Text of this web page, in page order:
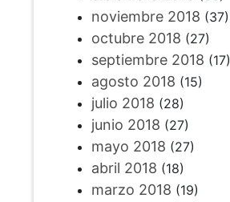
noviembre 2018 (37)
octubre 2018 (27)
septiembre 2018 (17)
agosto 2018 (15)
julio 2018 (28)
junio 2018 (27)
mayo 2018 (27)
abril 2018 (18)
marzo 2018 (19)